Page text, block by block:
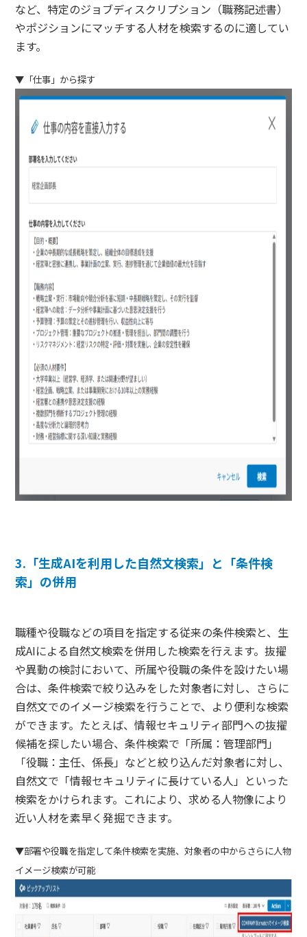
など、特定のジョブディスクリプション（職務記述書）
やポジションにマッチする人材を検索するのに適してい
ます。
▼「仕事」から探す
3.「生成AIを利用した自然文検索」と「条件検
索」の併用
職種や役職などの項目を指定する従来の条件検索と、生
成AIによる自然文検索を併用した検索を行えます。抜擢
や異動の検討において、所属や役職の条件を設けたい場
合は、条件検索で絞り込みをした対象者に対し、さらに
自然文でのイメージ検索を行うことで、より便利な検索
ができます。たとえば、情報セキュリティ部門への抜擢
候補を探したい場合、条件検索で「所属：管理部門」
「役職：主任、係長」などと絞り込んだ対象者に対し、
自然文で「情報セキュリティに長けている人」といった
検索をかけられます。これにより、求める人物像により
近い人材を素早く発掘できます。
▼部署や役職を指定して条件検索を実施、対象者の中からさらに人物
イメージ検索が可能